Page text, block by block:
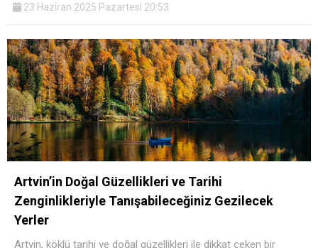
23 Haziran 2025 Pazartesi 20:53
Artvin’in Doğal Güzellikleri ve Tarihi
Zenginlikleriyle Tanışabileceğiniz Gezilecek
Yerler
Artvin, köklü tarihi ve doğal güzellikleri ile dikkat çeken bir